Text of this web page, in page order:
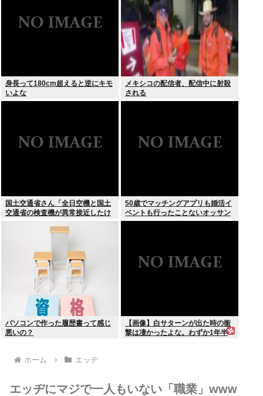
身長って180cm超えると逆にキモ
いよな
メキシコの配信者、配信中に射殺
される
国土交通省さん「全日空機と国土
交通省の検査機が異常接近したけ
ど”ニアミス”には当たらない(ニチ
50歳でマッチングアプリも婚活イ
ベントも行ったことないオッサン
だが
パソコンで作った履歴書って感じ
悪いの？
【画像】白サターンが出た時の衝
撃は凄かったよな。わずか1年半
ホーム エッヂ
エッヂにマジで一人もいない「職業」www